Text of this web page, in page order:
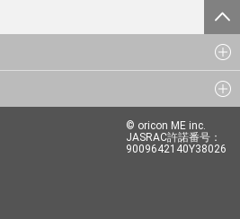
© oricon ME inc.
JASRAC許諾番号：
9009642140Y38026